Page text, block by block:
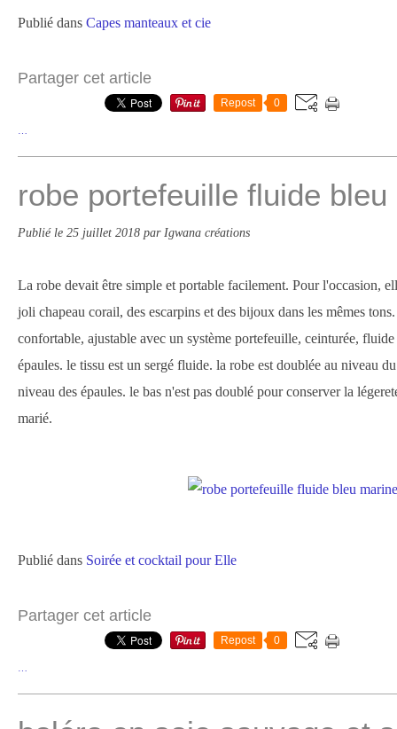
Publié dans Capes manteaux et cie
Partager cet article
Repost 0
robe portefeuille fluide bleu
Publié le 25 juillet 2018 par Igwana créations
La robe devait être simple et portable facilement. Pour l'occasion,
joli chapeau corail, des escarpins et des bijoux dans les mêmes
confortable, ajustable avec un système portefeuille, ceinturée,
épaules. le tissu est un sergé fluide. la robe est doublée au niveau
niveau des épaules. le bas n'est pas doublé pour conserver la
marié.
Publié dans Soirée et cocktail pour Elle
Partager cet article
Repost 0